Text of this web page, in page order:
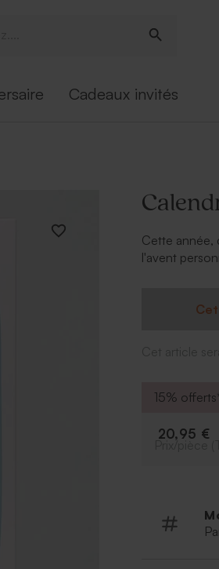
Cadeaux invités
Cette année,
l'avent
partir à
* Contient
*
15%
20,95 €